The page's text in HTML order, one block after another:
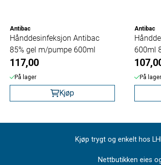
Antibac
Hånddesinfeksjon Antibac
85% gel m/pumpe 600ml
117,00
På lager
Kjøp
Antibac
600ml
På lager
Kjøp trygt og enkelt hos
Nettbutikken eies